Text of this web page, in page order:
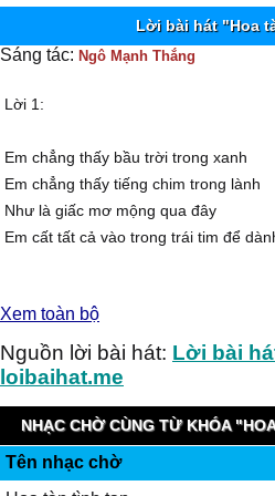
Lời bài hát "Hoa
Sáng tác: Ngô Mạnh Thắng
Lời 1:
Em chẳng thấy bầu trời trong xanh
Em chẳng thấy tiếng chim trong lành
Như là giấc mơ mộng qua đây
Em cất tất cả vào trong trái tim để
Anh không nói nhưng em biết rồi
Sau lời nói anh còn yêu em
Là những dối lừa anh đâu muốn em
Điệp khúc:
Hoa trên giấy không sương hoa vẫn nở
Xem toàn bộ
Nguồn lời bài hát: Lời bài
loibaihat.me
NHẠC CHỜ CÙNG TỪ KHÓA
Tên nhạc chờ